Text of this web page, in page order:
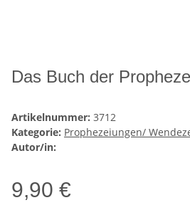
Das Buch der
Artikelnummer: 3712
Kategorie: Prophezeiungen/
Autor/in:
9,90 €